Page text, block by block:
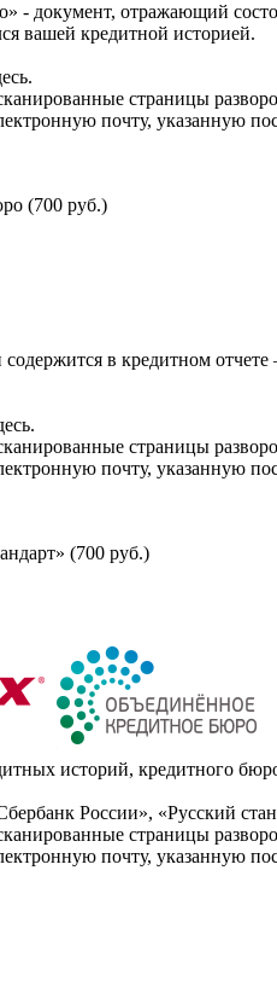
- документ, отражающий
вашей кредитной историей.
страницы
почту, указанную
(700 руб.)
в кредитном
страницы
почту, указанную
(700 руб.)
историй, кредитного
России», «Русский
страницы
почту, указанную